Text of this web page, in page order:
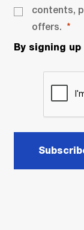
contents,
offers.
By signing